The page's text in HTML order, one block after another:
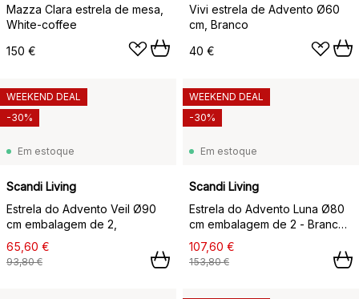
Mazza Clara estrela de mesa,
White-coffee
150 €
Vivi estrela de Advento Ø60
cm, Branco
40 €
Em estoque
Scandi Living
Estrela do Advento Veil Ø90
cm embalagem de 2,
65,60 €
93,80 €
WEEKEND DEAL
-30%
Em estoque
Scandi Living
Estrela do Advento Luna Ø80
cm embalagem de 2 - Branco
com bolinhas,
107,60 €
153,80 €
WEEKEND DEAL
-30%